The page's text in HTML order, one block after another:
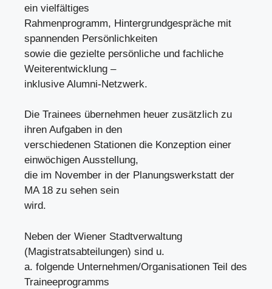
ein vielfältiges
Rahmenprogramm, Hintergrundgespräche mit
spannenden Persönlichkeiten
sowie die gezielte persönliche und fachliche
Weiterentwicklung –
inklusive Alumni-Netzwerk.
Die Trainees übernehmen heuer zusätzlich zu
ihren Aufgaben in den
verschiedenen Stationen die Konzeption einer
einwöchigen Ausstellung,
die im November in der Planungswerkstatt der
MA 18 zu sehen sein
wird.
Neben der Wiener Stadtverwaltung
(Magistratsabteilungen) sind u.
a. folgende Unternehmen/Organisationen Teil des
Traineeprogramms